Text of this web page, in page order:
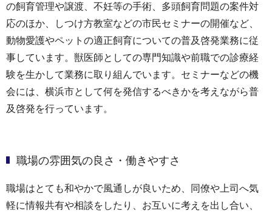
の飼育管理や譲渡、不妊等の手術、多頭飼育問題の案件対
応のほか、しつけ方教室などの市民セミナーの開催など、
動物愛護やペットの適正飼育についての普及啓発業務に従
事しています。獣医師としての専門知識や前職での診療経
験を生かして業務に取り組んでいます。セミナーなどの機
会には、横浜市として何を発信するべきかを考えながら普
及啓発を行っています。
職場の雰囲気の良さ・働きやすさ
職場はとても和やかで風通しが良いため、同僚や上司へ気
軽に情報共有や相談をしたり、お互いに考えを出し合い、